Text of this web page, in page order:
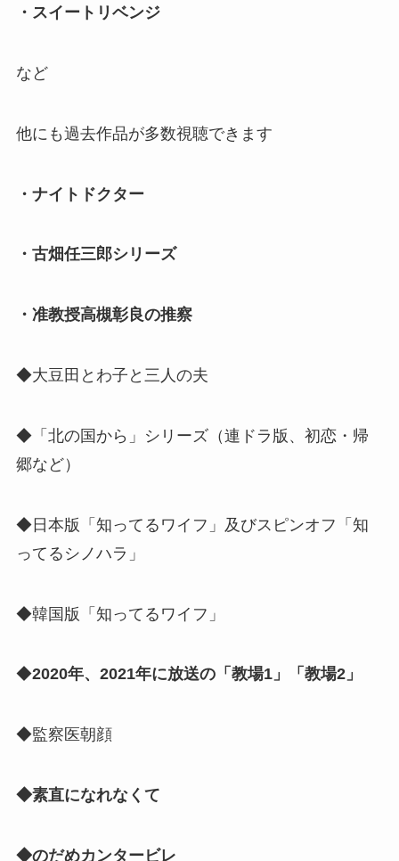
・スイートリベンジ
など
他にも過去作品が多数視聴できます
・ナイトドクター
・古畑任三郎シリーズ
・准教授高槻彰良の推察
◆大豆田とわ子と三人の夫
◆「北の国から」シリーズ（連ドラ版、初恋・帰
郷など）
◆日本版「知ってるワイフ」及びスピンオフ「知
ってるシノハラ」
◆韓国版「知ってるワイフ」
◆2020年、2021年に放送の「教場1」「教場2」
◆監察医朝顔
◆素直になれなくて
◆のだめカンタービレ